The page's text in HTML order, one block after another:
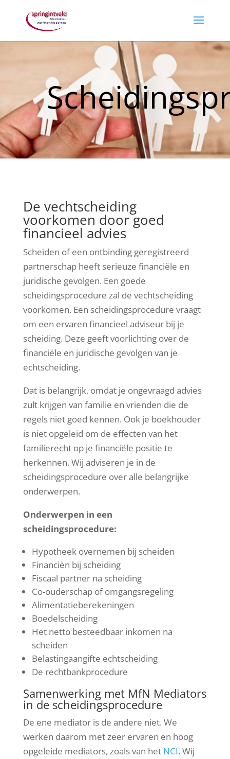
De vechtscheiding
voorkomen door goed
financieel advies
Scheiden of een ontbinding geregistreerd
partnerschap heeft serieuze financiële en
juridische gevolgen. Een goede
scheidingsprocedure zal de vechtscheiding
voorkomen. Een scheidingsprocedure vraagt
om een ervaren financieel adviseur bij je
scheiding. Deze geeft voorlichting over de
financiële en juridische gevolgen van je
echtscheiding.
Dat is belangrijk, omdat je ongevraagd advies
zult krijgen van familie en vrienden die de
regels niet goed kennen. Ook je boekhouder
is niet opgeleid om de effecten van het
familierecht op je financiële positie te
herkennen. Wij adviseren je in de
scheidingsprocedure over alle belangrijke
onderwerpen.
Onderwerpen in een
scheidingsprocedure:
Hypotheek overnemen bij scheiden
Financiën bij scheiding
Fiscaal partner na scheiding
Co-ouderschap of omgangsregeling
Alimentatieberekeningen
Boedelscheiding
Het netto besteedbaar inkomen na
scheiden
Belastingaangifte echtscheiding
De rechtbankprocedure
Samenwerking met MfN Mediators
in de scheidingsprocedure
De ene mediator is de andere niet. We
werken daarom met zeer ervaren en hoog
opgeleide mediators, zoals van het NCI. Wij